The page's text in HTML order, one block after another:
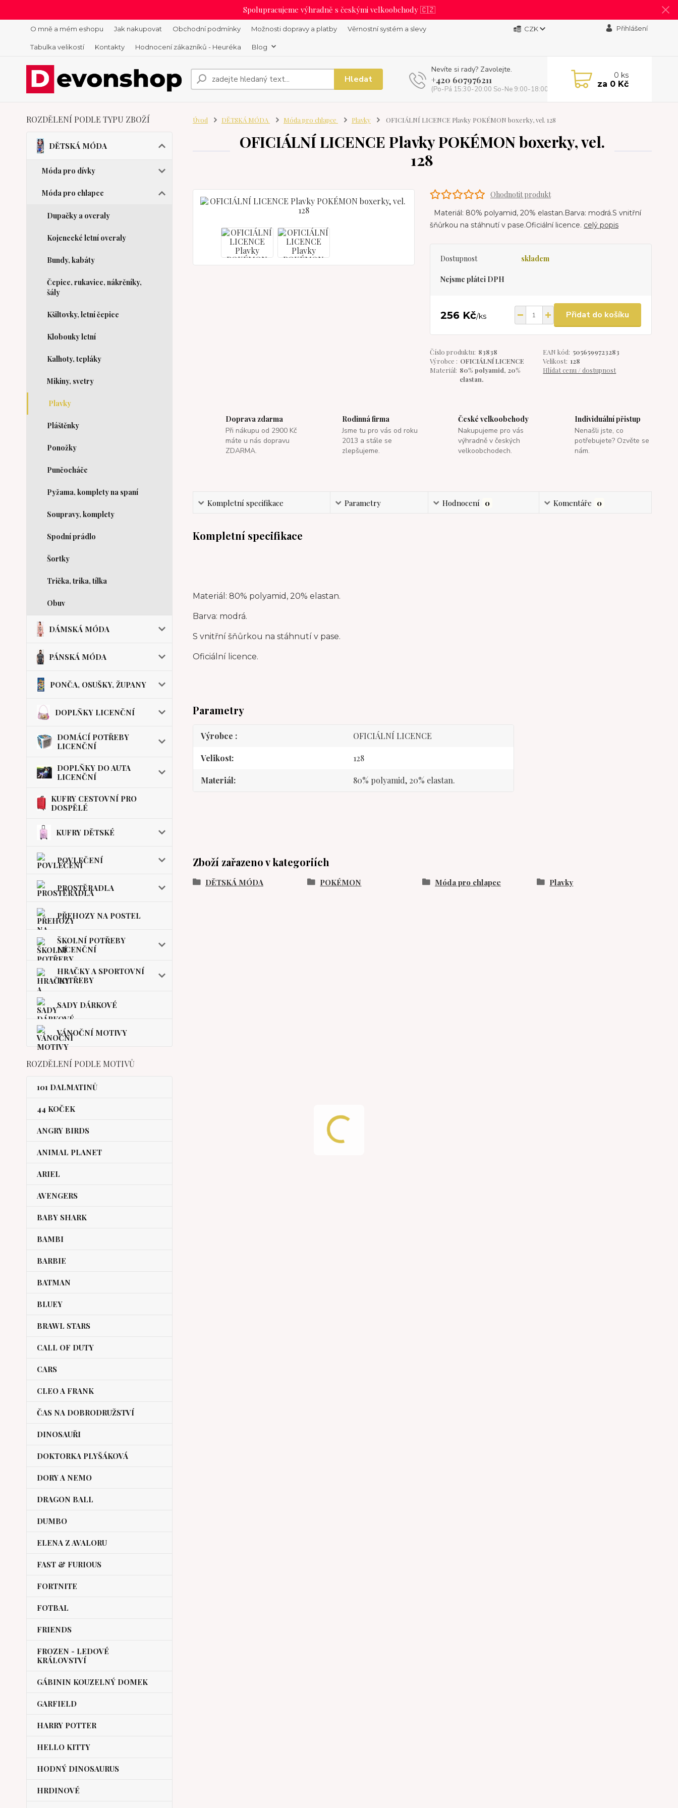
Spolupracujeme výhradně s českými velkoobchody 🇨🇿
O mně a mém eshopu Jak nakupovat Obchodní podmínky Možnosti dopravy a platby Věrnostní systém a slevy
Tabulka velikostí Kontakty Hodnocení zákazníků - Heuréka Blog
CZK Přihlášení
Hledat
Nevíte si rady? Zavolejte.
+420 607976211
(Po-Pá 15:30-20:00 So-Ne 9:00-18:00)
0 ks
za 0 Kč
ROZDĚLENÍ PODLE TYPU ZBOŽÍ
DĚTSKÁ MÓDA
Móda pro dívky
Móda pro chlapce
Dupačky a overaly
Kojenecké letní overaly
Bundy, kabáty
Čepice, rukavice, nákrčníky,
šály
Kšiltovky, letní čepice
Klobouky letní
Kalhoty, tepláky
Mikiny, svetry
Plavky
Pláštěnky
Ponožky
Punčocháče
Pyžama, komplety na spaní
Soupravy, komplety
Spodní prádlo
Šortky
Trička, trika, tílka
Obuv
DÁMSKÁ MÓDA
PÁNSKÁ MÓDA
PONČA, OSUŠKY, ŽUPANY
DOPLŇKY LICENČNÍ
DOMÁCÍ POTŘEBY
LICENČNÍ
DOPLŇKY DO AUTA
LICENČNÍ
KUFRY CESTOVNÍ PRO
DOSPĚLÉ
KUFRY DĚTSKÉ
POVLEČENÍ
PROSTĚRADLA
PŘEHOZY NA POSTEL
ŠKOLNÍ POTŘEBY
LICENČNÍ
HRAČKY A SPORTOVNÍ
POTŘEBY
SADY DÁRKOVÉ
VÁNOČNÍ MOTIVY
ROZDĚLENÍ PODLE MOTIVŮ
101 DALMATINŮ
44 KOČEK
ANGRY BIRDS
ANIMAL PLANET
ARIEL
AVENGERS
BABY SHARK
BAMBI
BARBIE
BATMAN
BLUEY
BRAWL STARS
CALL OF DUTY
CARS
CLEO A FRANK
ČAS NA DOBRODRUŽSTVÍ
DINOSAUŘI
DOKTORKA PLYŠÁKOVÁ
DORY A NEMO
DRAGON BALL
DUMBO
ELENA Z AVALORU
FAST & FURIOUS
FORTNITE
FOTBAL
FRIENDS
FROZEN - LEDOVÉ
KRÁLOVSTVÍ
GÁBININ KOUZELNÝ DOMEK
GARFIELD
HARRY POTTER
HELLO KITTY
HODNÝ DINOSAURUS
HRDINOVÉ
Úvod DĚTSKÁ MÓDA Móda pro chlapce Plavky OFICIÁLNÍ LICENCE Plavky POKÉMON boxerky, vel. 128
OFICIÁLNÍ LICENCE Plavky POKÉMON boxerky, vel.
128
Ohodnotit produkt
Materiál: 80% polyamid, 20% elastan.Barva: modrá.S vnitřní
šňůrkou na stáhnutí v pase.Oficiální licence. celý popis
Dostupnost skladem
Nejsme plátci DPH
256 Kč/ks Přidat do košíku
Číslo produktu: 83838 EAN kód: 5056599723283
Výrobce : OFICIÁLNÍ LICENCE Velikost: 128
Materiál: 80% polyamid, 20%
elastan.
Hlídat cenu / dostupnost
Doprava zdarma
Při nákupu od 2900 Kč
máte u nás dopravu
ZDARMA.
Rodinná firma
Jsme tu pro vás od roku
2013 a stále se
zlepšujeme.
České velkoobchody
Nakupujeme pro vás
výhradně v českých
velkoobchodech.
Individuální přistup
Nenašli jste, co
potřebujete? Ozvěte se
nám.
Kompletní specifikace Parametry Hodnocení 0 Komentáře 0
Kompletní specifikace
Materiál: 80% polyamid, 20% elastan.
Barva: modrá.
S vnitřní šňůrkou na stáhnutí v pase.
Oficiální licence.
Parametry
Výrobce OFICIÁLNÍ LICENCE
Velikost 128
Materiál 80% polyamid, 20% elastan.
Zboží zařazeno v kategoriích
DĚTSKÁ MÓDA POKÉMON Móda pro chlapce Plavky